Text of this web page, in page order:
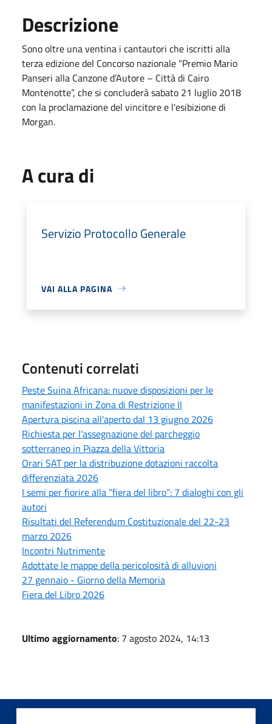
Descrizione
Sono oltre una ventina i cantautori che iscritti alla
terza edizione del Concorso nazionale “Premio Mario
Panseri alla Canzone d’Autore – Città di Cairo
Montenotte”, che si concluderà sabato 21 luglio 2018
con la proclamazione del vincitore e l'esibizione di
Morgan.
A cura di
Servizio Protocollo Generale
VAI ALLA PAGINA
Contenuti correlati
Peste Suina Africana: nuove disposizioni per le
manifestazioni in Zona di Restrizione II
Apertura piscina all'aperto dal 13 giugno 2026
Richiesta per l'assegnazione del parcheggio
sotterraneo in Piazza della Vittoria
Orari SAT per la distribuzione dotazioni raccolta
differenziata 2026
I semi per fiorire alla “fiera del libro”: 7 dialoghi con gli
autori
Risultati del Referendum Costituzionale del 22-23
marzo 2026
Incontri Nutrimente
Adottate le mappe della pericolosità di alluvioni
27 gennaio - Giorno della Memoria
Fiera del Libro 2026
Ultimo aggiornamento: 7 agosto 2024, 14:13